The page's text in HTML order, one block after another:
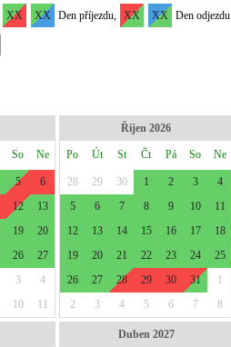
XX XX Den příjezdu, XX XX Den odjezdu
So Ne
5
6
12
13
19
20
26
27
3
4
10 11
Říjen 2026
Po Út St Čt Pá So Ne
28 29 30 1 2 3
4
5
6 7 8 9 10
11
12
13 14 15 16 17
18
19
20 21 22 23 24
25
26
27 28 29 30 31
1
2
3 4 5 6 7 8
Duben 2027